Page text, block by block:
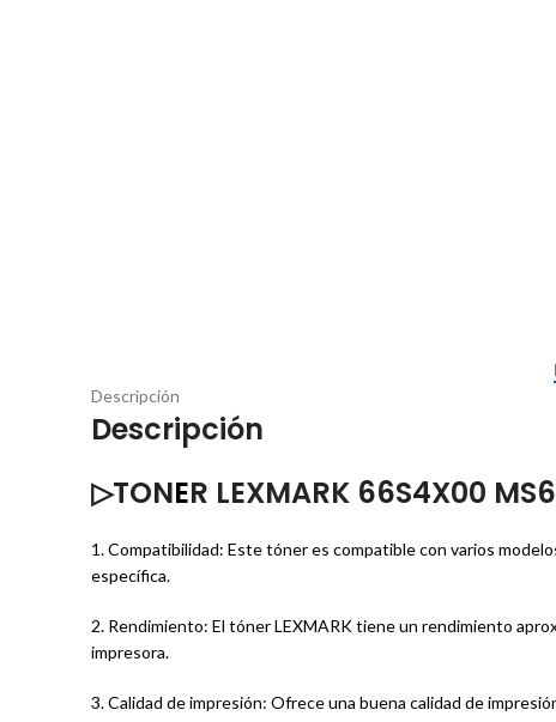
Descripción
Descripción
▷TONER LEXMARK 66S4X00
1. Compatibilidad: Este tóner es compatible con varios
específica.
2. Rendimiento: El tóner LEXMARK tiene un rendimiento
impresora.
3. Calidad de impresión: Ofrece una buena calidad de